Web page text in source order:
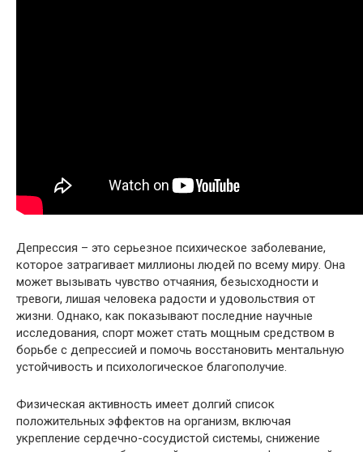
Депрессия – это серьезное психическое заболевание,
которое затрагивает миллионы людей по всему миру. Она
может вызывать чувство отчаяния, безысходности и
тревоги, лишая человека радости и удовольствия от
жизни. Однако, как показывают последние научные
исследования, спорт может стать мощным средством в
борьбе с депрессией и помочь восстановить ментальную
устойчивость и психологическое благополучие.
Физическая активность имеет долгий список
положительных эффектов на организм, включая
укрепление сердечно-сосудистой системы, снижение